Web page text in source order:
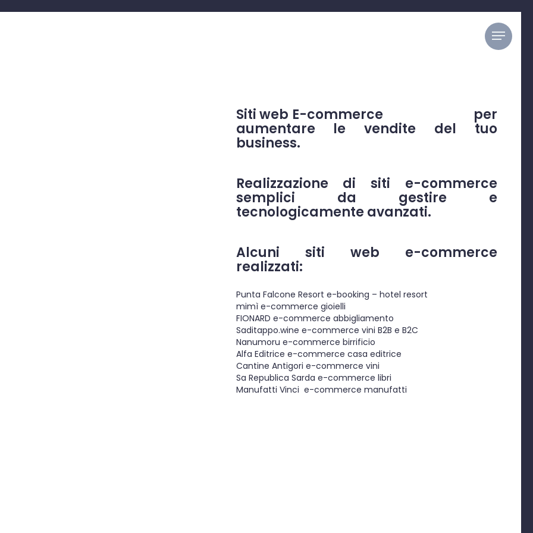
Menu
Siti web E-commerce per
aumentare le vendite del tuo
business.
Realizzazione di siti e-commerce
semplici da gestire e
tecnologicamente avanzati.
Alcuni siti web e-commerce
realizzati:
Punta Falcone Resort e-booking – hotel resort
mimìe-commerce gioielli
FIONARD e-commerce abbigliamento
Saditappo.wine e-commerce vini B2B e B2C
Nanumoru e-commerce birrificio
Alfa Editrice e-commerce casa editrice
Cantine Antigori e-commerce vini
Sa Republica Sarda e-commerce libri
Manufatti Vinci e-commerce manufatti